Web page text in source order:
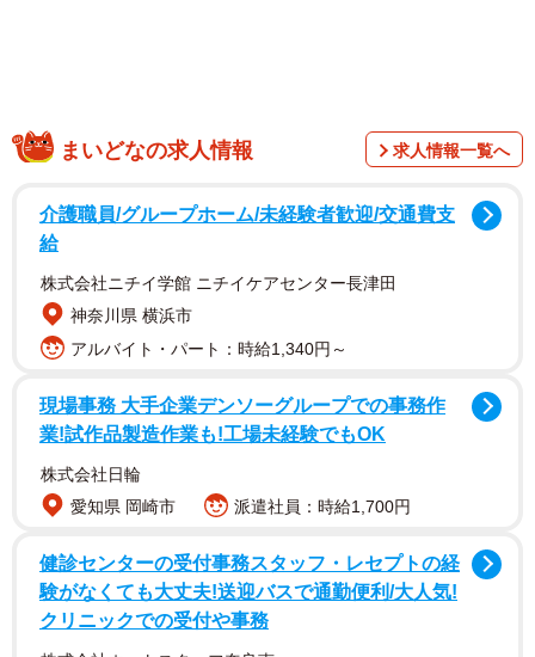
保護当時の様子。「噛むからいらない」と捨てられるはずだった／カノ
ンアニマルレスキューさん（@canon.animal.rescue）提供
まいどなの求人情報 求人情報一覧へ
介護職員/グループホーム/未経験者歓迎/交通費支
給
株式会社ニチイ学館 ニチイケアセンター長津田
神奈川県 横浜市
アルバイト・パート：時給1,340円～
現場事務 大手企業デンソーグループでの事務作
業!試作品製造作業も!工場未経験でもOK
株式会社日輪
愛知県 岡崎市
派遣社員：時給1,700円
健診センターの受付事務スタッフ・レセプトの経
験がなくても大丈夫!送迎バスで通勤便利/大人気!
クリニックでの受付や事務